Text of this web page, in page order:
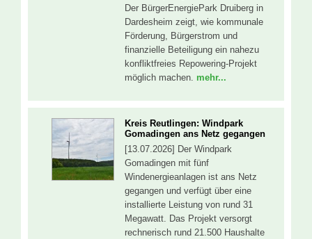
Der BürgerEnergiePark Druiberg in
Dardesheim zeigt, wie kommunale
Förderung, Bürgerstrom und
finanzielle Beteiligung ein nahezu
konfliktfreies Repowering-Projekt
möglich machen. mehr...
Kreis Reutlingen: Windpark
Gomadingen ans Netz gegangen
[13.07.2026] Der Windpark
Gomadingen mit fünf
Windenergieanlagen ist ans Netz
gegangen und verfügt über eine
installierte Leistung von rund 31
Megawatt. Das Projekt versorgt
rechnerisch rund 21.500 Haushalte